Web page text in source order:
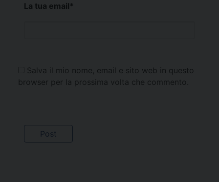
La tua email*
Salva il mio nome, email e sito web in questo
browser per la prossima volta che commento.